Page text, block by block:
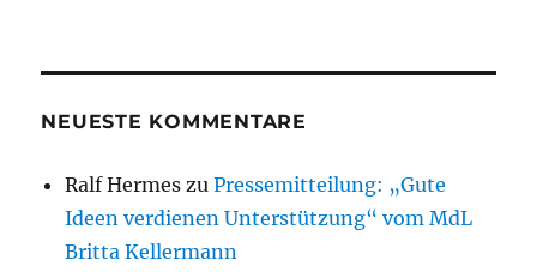
NEUESTE KOMMENTARE
Ralf Hermes zuPressemitteilung: „Gute
Ideen verdienen Unterstützung“ vom MdL
Britta Kellermann